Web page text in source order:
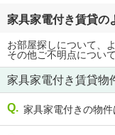
家具家電付き賃貸の
お部屋探しについて、
その他ご不明点につい
家具家電付き賃貸物
家具家電付きの物